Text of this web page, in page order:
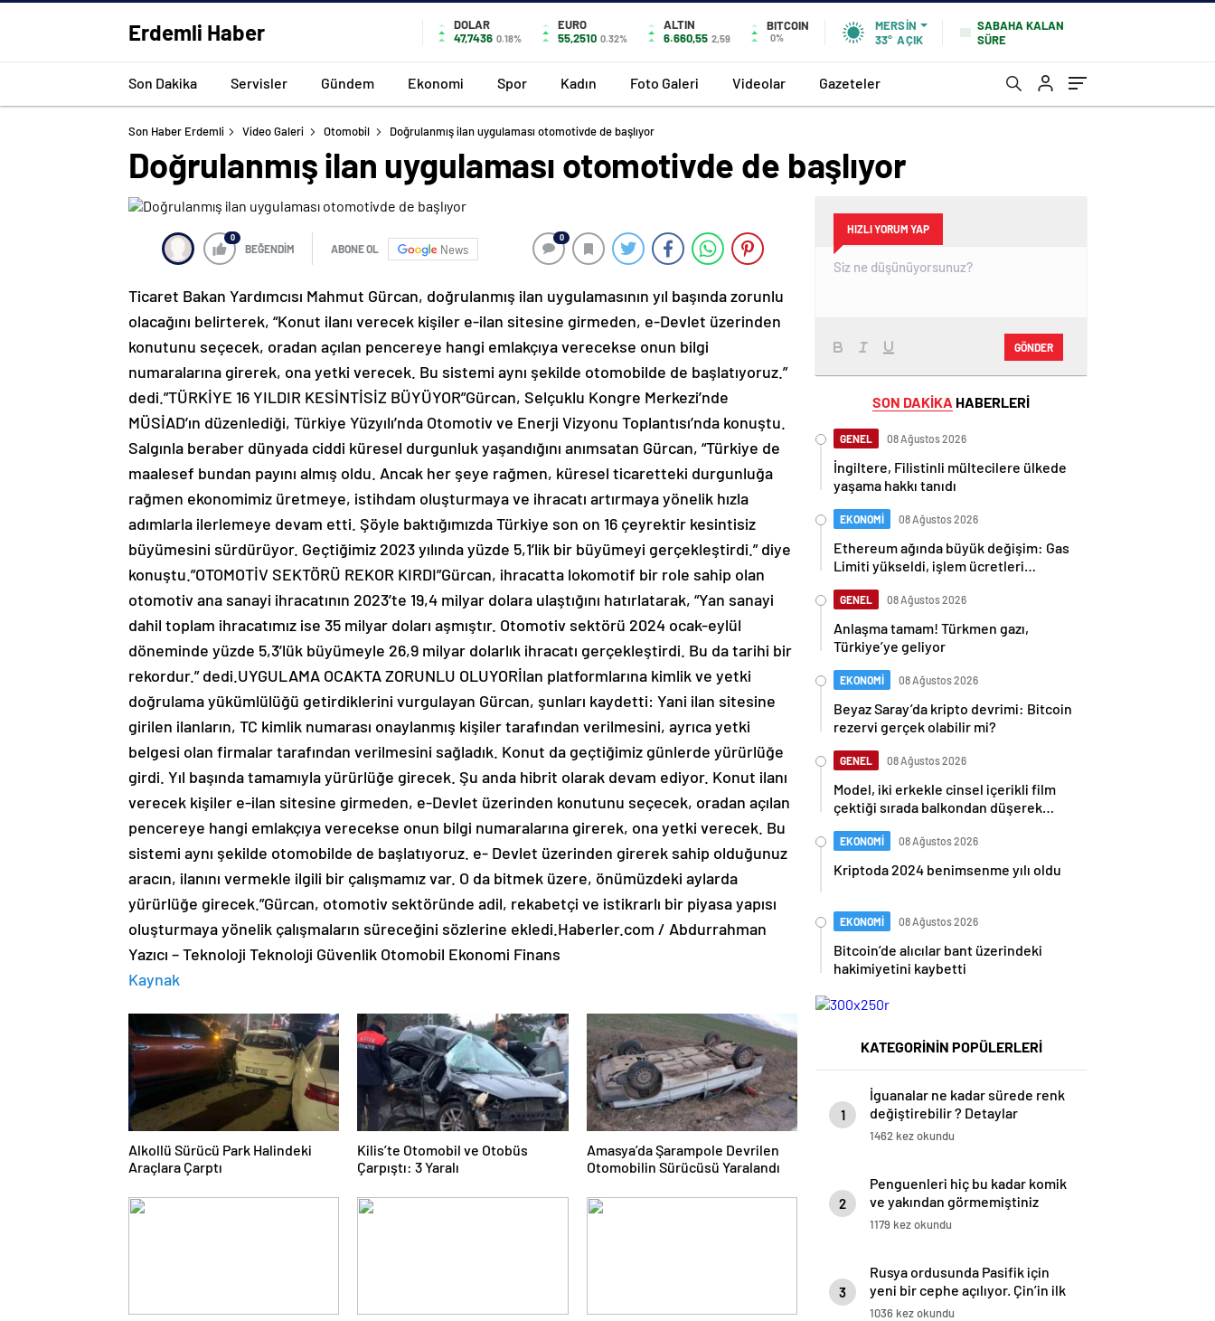
Erdemli Haber
DOLAR
47,7436 0.18%
EURO
55,2510 0.32%
ALTIN
6.660,55 2,59
BITCOIN
0%
MERSIN
33° AÇIK
SABAHA KALAN
SÜRE
Son Dakika Servisler Gündem Ekonomi Spor Kadın Foto Galeri Videolar Gazeteler
Son Haber Erdemli Video Galeri Otomobil Doğrulanmış ilan uygulaması otomotivde de başlıyor
Doğrulanmış ilan uygulaması otomotivde de başlıyor
0
BEĞENDİM ABONE OL News
0
Ticaret Bakan Yardımcısı Mahmut Gürcan, doğrulanmış ilan uygulamasının yıl başında zorunlu
olacağını belirterek, “Konut ilanı verecek kişiler e-ilan sitesine girmeden, e-Devlet üzerinden
konutunu seçecek, oradan açılan pencereye hangi emlakçıya verecekse onun bilgi
numaralarına girerek, ona yetki verecek. Bu sistemi aynı şekilde otomobilde de başlatıyoruz.”
dedi.”TÜRKİYE 16 YILDIR KESİNTİSİZ BÜYÜYOR”Gürcan, Selçuklu Kongre Merkezi’nde
MÜSİAD’ın düzenlediği, Türkiye Yüzyılı’nda Otomotiv ve Enerji Vizyonu Toplantısı’nda konuştu.
Salgınla beraber dünyada ciddi küresel durgunluk yaşandığını anımsatan Gürcan, “Türkiye de
maalesef bundan payını almış oldu. Ancak her şeye rağmen, küresel ticaretteki durgunluğa
rağmen ekonomimiz üretmeye, istihdam oluşturmaya ve ihracatı artırmaya yönelik hızla
adımlarla ilerlemeye devam etti. Şöyle baktığımızda Türkiye son on 16 çeyrektir kesintisiz
büyümesini sürdürüyor. Geçtiğimiz 2023 yılında yüzde 5,1’lik bir büyümeyi gerçekleştirdi.” diye
konuştu.”OTOMOTİV SEKTÖRÜ REKOR KIRDI”Gürcan, ihracatta lokomotif bir role sahip olan
otomotiv ana sanayi ihracatının 2023’te 19,4 milyar dolara ulaştığını hatırlatarak, “Yan sanayi
dahil toplam ihracatımız ise 35 milyar doları aşmıştır. Otomotiv sektörü 2024 ocak-eylül
döneminde yüzde 5,3’lük büyümeyle 26,9 milyar dolarlık ihracatı gerçekleştirdi. Bu da tarihi bir
rekordur.” dedi.UYGULAMA OCAKTA ZORUNLU OLUYORİlan platformlarına kimlik ve yetki
doğrulama yükümlülüğü getirdiklerini vurgulayan Gürcan, şunları kaydetti: Yani ilan sitesine
girilen ilanların, TC kimlik numarası onaylanmış kişiler tarafından verilmesini, ayrıca yetki
belgesi olan firmalar tarafından verilmesini sağladık. Konut da geçtiğimiz günlerde yürürlüğe
girdi. Yıl başında tamamıyla yürürlüğe girecek. Şu anda hibrit olarak devam ediyor. Konut ilanı
verecek kişiler e-ilan sitesine girmeden, e-Devlet üzerinden konutunu seçecek, oradan açılan
pencereye hangi emlakçıya verecekse onun bilgi numaralarına girerek, ona yetki verecek. Bu
sistemi aynı şekilde otomobilde de başlatıyoruz. e- Devlet üzerinden girerek sahip olduğunuz
aracın, ilanını vermekle ilgili bir çalışmamız var. O da bitmek üzere, önümüzdeki aylarda
yürürlüğe girecek.”Gürcan, otomotiv sektöründe adil, rekabetçi ve istikrarlı bir piyasa yapısı
oluşturmaya yönelik çalışmaların süreceğini sözlerine ekledi.Haberler.com / Abdurrahman
Yazıcı – Teknoloji Teknoloji Güvenlik Otomobil Ekonomi Finans
Kaynak
Alkollü Sürücü Park Halindeki
Araçlara Çarptı
Kilis’te Otomobil ve Otobüs
Çarpıştı: 3 Yaralı
Amasya’da Şarampole Devrilen
Otomobilin Sürücüsü Yaralandı
HIZLI YORUM YAP
GÖNDER
SON DAKİKA HABERLERİ
GENEL 08 Ağustos 2026
İngiltere, Filistinli mültecilere ülkede
yaşama hakkı tanıdı
EKONOMİ 08 Ağustos 2026
Ethereum ağında büyük değişim: Gas
Limiti yükseldi, işlem ücretleri
GENEL 08 Ağustos 2026
Anlaşma tamam! Türkmen gazı,
Türkiye’ye geliyor
EKONOMİ 08 Ağustos 2026
Beyaz Saray’da kripto devrimi: Bitcoin
rezervi gerçek olabilir mi?
GENEL 08 Ağustos 2026
Model, iki erkekle cinsel içerikli film
çektiği sırada balkondan düşerek
EKONOMİ 08 Ağustos 2026
Kriptoda 2024 benimsenme yılı oldu
EKONOMİ 08 Ağustos 2026
Bitcoin’de alıcılar bant üzerindeki
hakimiyetini kaybetti
KATEGORİNİN POPÜLERLERİ
1
İguanalar ne kadar sürede renk
değiştirebilir ? Detaylar
burada…
1462 kez okundu
2
Penguenleri hiç bu kadar komik
ve yakından görmemiştiniz
1179 kez okundu
3
Rusya ordusunda Pasifik için
yeni bir cephe açılıyor. Çin’in ilk
tepkisi!
1036 kez okundu